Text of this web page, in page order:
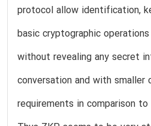
protocol allow identification,
basic cryptographic
without revealing any secret
conversation and with smaller
requirements in comparison